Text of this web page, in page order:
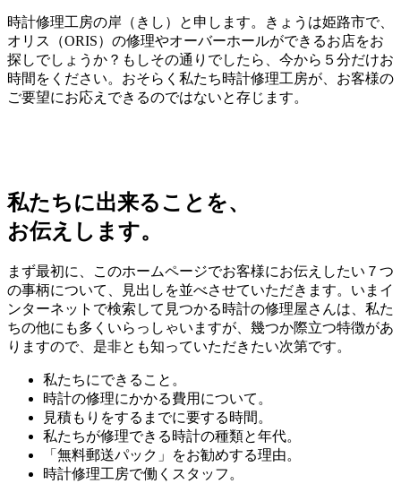
時計修理工房の岸（きし）と申します。きょうは姫路市で、
オリス（ORIS）の修理やオーバーホールができるお店をお
探しでしょうか？もしその通りでしたら、今から５分だけお
時間をください。おそらく私たち時計修理工房が、お客様の
ご要望にお応えできるのではないと存じます。
私たちに出来ることを、
お伝えします。
まず最初に、このホームページでお客様にお伝えしたい７つ
の事柄について、見出しを並べさせていただきます。いまイ
ンターネットで検索して見つかる時計の修理屋さんは、私た
ちの他にも多くいらっしゃいますが、幾つか際立つ特徴があ
りますので、是非とも知っていただきたい次第です。
私たちにできること。
時計の修理にかかる費用について。
見積もりをするまでに要する時間。
私たちが修理できる時計の種類と年代。
「無料郵送パック」をお勧めする理由。
時計修理工房で働くスタッフ。